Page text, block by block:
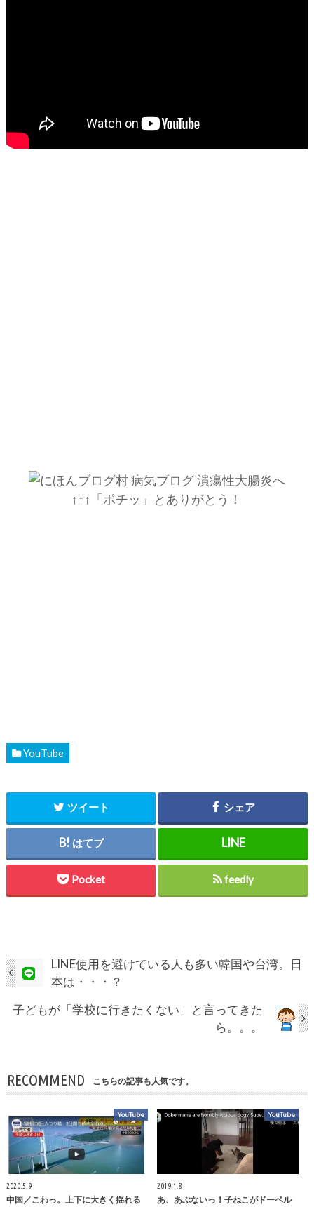
↑↑↑「ポチッ」とありがとう！
YouTube
ツイート シェア
はてブ
Pocket feedly
LINE使用を避けている人も多い韓国や台湾。日
本は・・・？
子どもが「学校に行きたくない」と言ってきた
ら。。。
RECOMMEND こちらの記事も人気です。
YouTube
2020.5.9
中国／こわっ。上下に大きく揺れる
YouTube
2019.1.8
あ、あぶないっ！子ねこがドーベル